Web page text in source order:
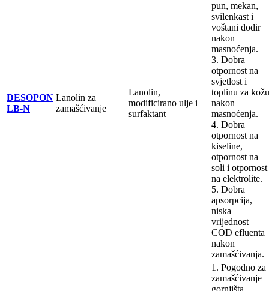
DESOPON
LB-N
Lanolin za
zamašćivanje
Lanolin,
modificirano ulje i
surfaktant
pun, mekan,
svilenkast i
voštani dodir
nakon
masnoćenja.
3. Dobra
otpornost na
svjetlost i
toplinu za kožu
nakon
masnoćenja.
4. Dobra
otpornost na
kiseline,
otpornost na
soli i otpornost
na elektrolite.
5. Dobra
apsorpcija,
niska
vrijednost
COD efluenta
nakon
zamašćivanja.
1. Pogodno za
zamašćivanje
gornjišta